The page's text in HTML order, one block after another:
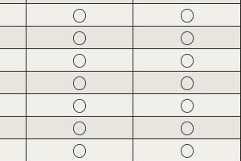
○ ○
○ ○
○ ○
○ ○
○ ○
○ ○
○ ○